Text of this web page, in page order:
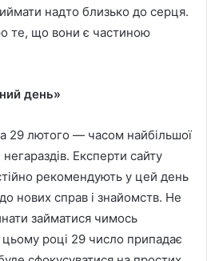
надто близько до серця.
те, що вони є частиною
день»
29 лютого — часом найбільшої
Експерти сайту
рекомендують у цей день
нових справ і знайомств. Не
займатися чимось
році 29 число припадає